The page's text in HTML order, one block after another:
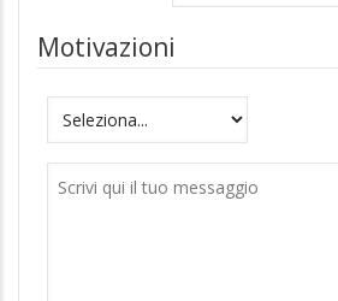
Motivazioni
Motivazioni
Messaggio